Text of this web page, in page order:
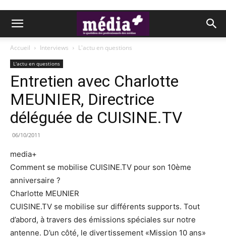
Accueil Interviews L'actu en questions
L'actu en questions
Entretien avec Charlotte
MEUNIER, Directrice
déléguée de CUISINE.TV
06/10/2011
media+
Comment se mobilise CUISINE.TV pour son 10ème
anniversaire ?
Charlotte MEUNIER
CUISINE.TV se mobilise sur différents supports. Tout
d’abord, à travers des émissions spéciales sur notre
antenne. D’un côté, le divertissement «Mission 10 ans»